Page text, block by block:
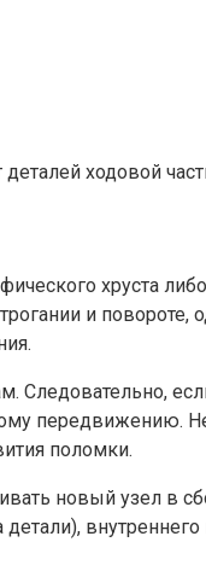
ходовой
хруста
и повороте,
Следовательно,
передвижению.
поломки.
новый узел в
внутреннего